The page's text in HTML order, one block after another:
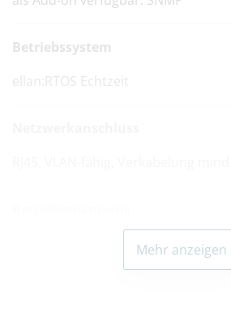
Betriebssystem
ellan:RTOS Echtzeit
Mehr anzeigen